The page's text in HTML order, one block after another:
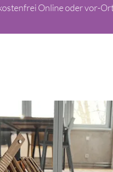
Online oder vor-